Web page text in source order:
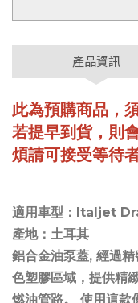
產品資訊
此為預購商品，
若提早到貨，則
煩請可接受等待
適用車型：Italjet
產地：土耳其
鋁合金油泵蓋, 經過
色塑膠區域，提供精
燃油管路。 使用這款